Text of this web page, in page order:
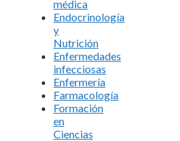
médica
Endocrinología
y
Nutrición
Enfermedades
infecciosas
Enfermería
Farmacología
Formación
en
Ciencias